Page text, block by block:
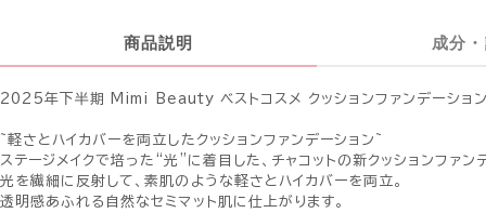
商品説明 成分
2025年下半期 Mimi Beauty ベストコスメ クッションファンデーショ
~軽さとハイカバーを両立したクッションファンデーション~
ステージメイクで培った“光”に着目した、チャコットの新クッションファン
光を繊細に反射して、素肌のような軽さとハイカバーを両立。
透明感あふれる自然なセミマット肌に仕上がります。